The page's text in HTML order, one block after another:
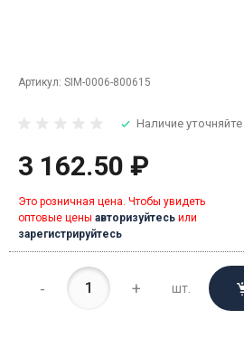
Артикул: SIM-0006-800615
Наличие уточняйте
3 162.50 ₽
Это розничная цена. Чтобы увидеть
оптовые цены авторизуйтесь или
зарегистрируйтесь
- + шт.